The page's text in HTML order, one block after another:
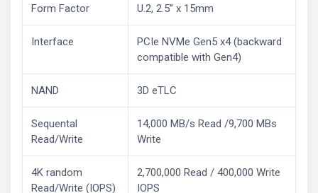
Form Factor U.2, 2.5” x 15mm
Interface
PCIe NVMe Gen5 x4 (backward
compatible with Gen4)
NAND 3D eTLC
Sequental
Read/Write
14,000 MB/s Read /9,700 MBs
Write
4K random
Read/Write (IOPS)
2,700,000 Read / 400,000 Write
IOPS